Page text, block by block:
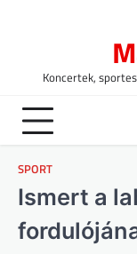
Koncertek,
SPORT
Ismert a